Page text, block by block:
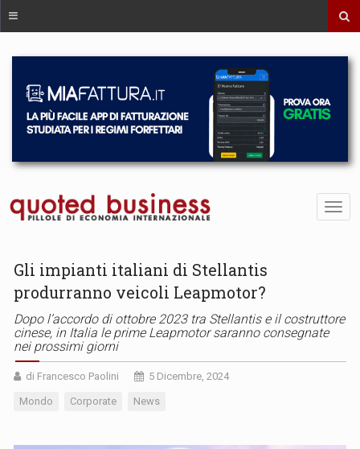
Gli impianti italiani di Stellantis
produrranno veicoli Leapmotor?
Dopo l’accordo di ottobre 2023 tra Stellantis e il costruttore
cinese, in Italia le prime Leapmotor saranno consegnate
nei prossimi giorni
di Francesco Paolini 5 Dicembre, 2024
Mondo Corporate News